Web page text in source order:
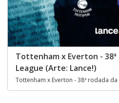
Tottenham x Everton -
League (Arte: Lance!)
Tottenham x Everton - 38ª rodada